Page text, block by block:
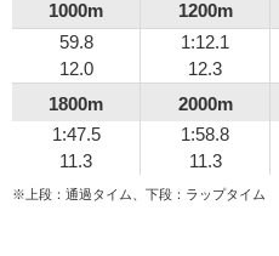
1000m
1200m
59.8
12.0
1:12.1
12.3
1800m
2000m
1:47.5
11.3
1:58.8
11.3
※上段：通過タイム、下段：ラップタイム